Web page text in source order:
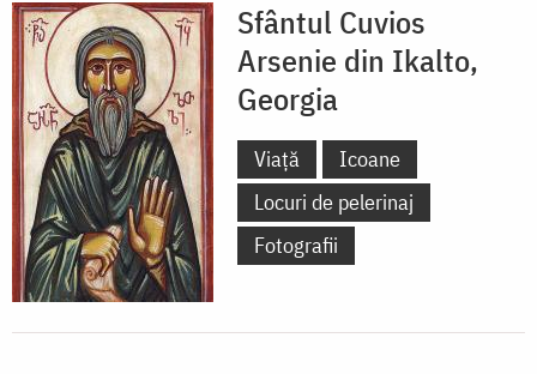
Sfântul Cuvios
Arsenie din Ikalto,
Georgia
Viață
Icoane
Locuri de pelerinaj
Fotografii